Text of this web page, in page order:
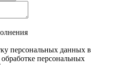
персональных данных в
персональных